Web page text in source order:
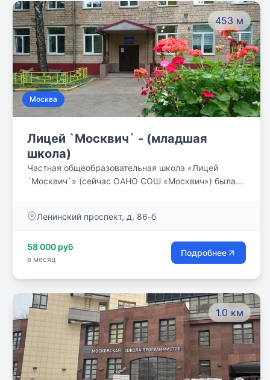
453 м
Москва
Лицей `Москвич` - (младшая
школа)
Частная общеобразовательная школа «Лицей
`Москвич`» (сейчас ОАНО СОШ «Москвич») была
задач, связанных с воспитанием и образованием
Царскосельский лицей. Недаром и днём рождения
школы стало 19 октября.
Ленинский проспект, д. 86-б
58 000 руб
в месяц
Подробнее
1.0 км